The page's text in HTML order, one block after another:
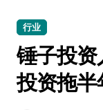
行业
锤子投
投资拖半